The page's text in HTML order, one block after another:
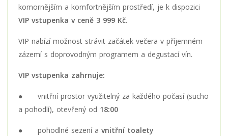
komornějším a komfortnějším prostředí, je k dispozici
VIP vstupenka v ceně 3 999 Kč.
VIP nabízí možnost strávit začátek večera v příjemném
zázemí s doprovodným programem a degustací vín.
VIP vstupenka zahrnuje:
● vnitřní prostor využitelný za každého počasí (sucho
a pohodlí), otevřený od 18:00
● pohodlné sezení a vnitřní toalety